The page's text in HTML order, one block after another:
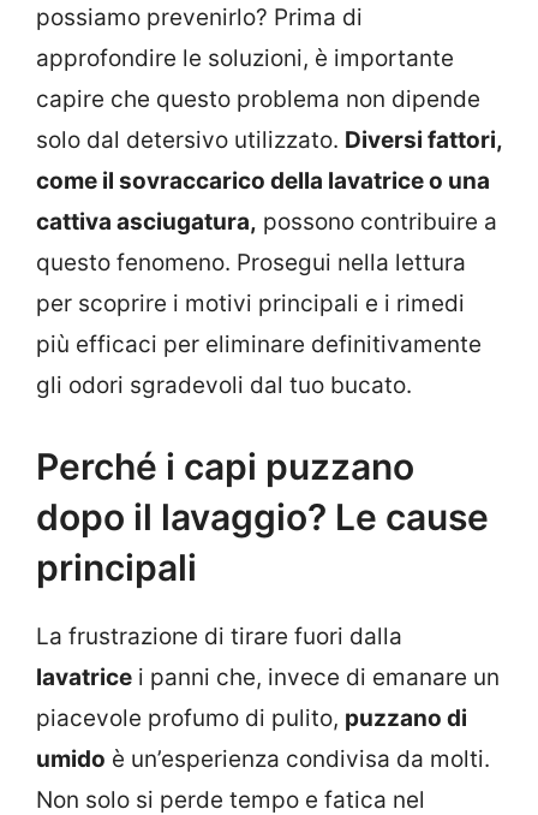
possiamo prevenirlo? Prima di
approfondire le soluzioni, è importante
capire che questo problema non dipende
solo dal detersivo utilizzato. Diversi fattori,
come il sovraccarico della lavatrice o una
cattiva asciugatura, possono contribuire a
questo fenomeno. Prosegui nella lettura
per scoprire i motivi principali e i rimedi
più efficaci per eliminare definitivamente
gli odori sgradevoli dal tuo bucato.
Perché i capi puzzano
dopo il lavaggio? Le cause
principali
La frustrazione di tirare fuori dalla
lavatrice i panni che, invece di emanare un
piacevole profumo di pulito, puzzano di
umido è un’esperienza condivisa da molti.
Non solo si perde tempo e fatica nel